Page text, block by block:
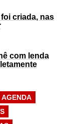
criada, nas
com lenda
AGENDA